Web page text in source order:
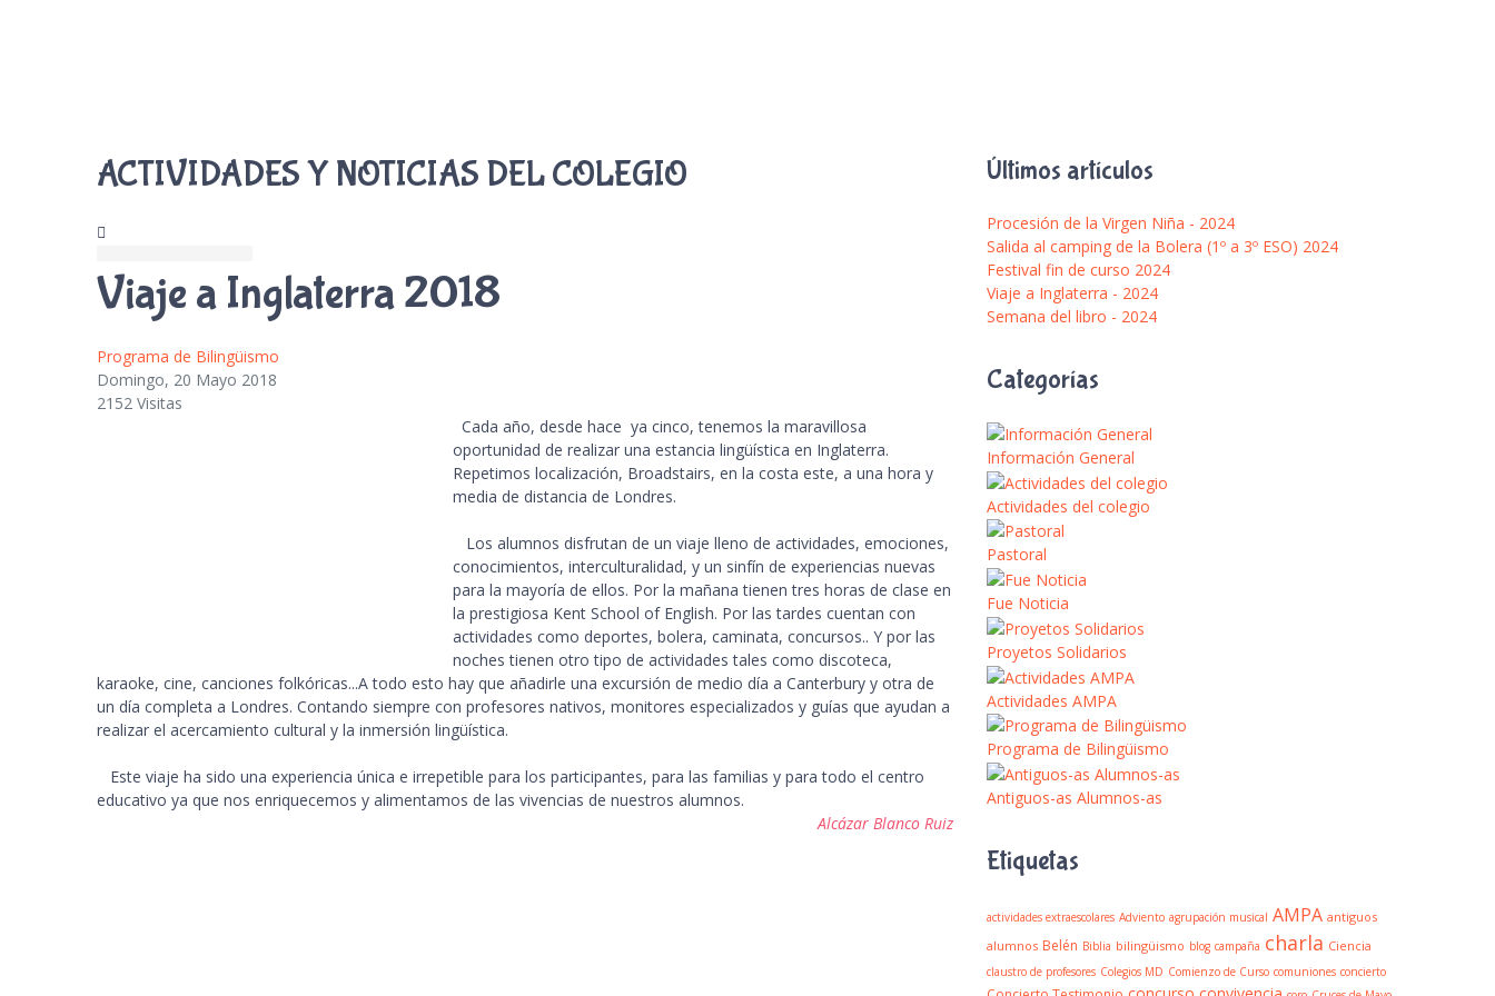
ACTIVIDADES Y NOTICIAS DEL COLEGIO
Viaje a Inglaterra 2018
Programa de Bilingüismo
Domingo, 20 Mayo 2018
2152 Visitas
Cada año, desde hace ya cinco, tenemos la maravillosa
oportunidad de realizar una estancia lingüística en Inglaterra.
Repetimos localización, Broadstairs, en la costa este, a una hora y
media de distancia de Londres.
Los alumnos disfrutan de un viaje lleno de actividades, emociones,
conocimientos, interculturalidad, y un sinfín de experiencias nuevas
para la mayoría de ellos. Por la mañana tienen tres horas de clase en
la prestigiosa Kent School of English. Por las tardes cuentan con
actividades como deportes, bolera, caminata, concursos.. Y por las
noches tienen otro tipo de actividades tales como discoteca,
karaoke, cine, canciones folkóricas...A todo esto hay que añadirle una excursión de medio día a Canterbury y otra de
un día completa a Londres. Contando siempre con profesores nativos, monitores especializados y guías que ayudan a
realizar el acercamiento cultural y la inmersión lingüística.
Este viaje ha sido una experiencia única e irrepetible para los participantes, para las familias y para todo el centro
educativo ya que nos enriquecemos y alimentamos de las vivencias de nuestros alumnos.
Alcázar Blanco Ruiz
Últimos artículos
Procesión de la Virgen Niña - 2024
Salida al camping de la Bolera (1º a 3º ESO) 2024
Festival fin de curso 2024
Viaje a Inglaterra - 2024
Semana del libro - 2024
Categorías
Información General
Actividades del colegio
Pastoral
Fue Noticia
Proyetos Solidarios
Actividades AMPA
Programa de Bilingüismo
Antiguos-as Alumnos-as
Etiquetas
actividades extraescolares Adviento agrupación musical AMPA antiguos
alumnos Belén Biblia bilingüismo blog campaña charla Ciencia
claustro de profesores Colegios MD Comienzo de Curso comuniones concierto